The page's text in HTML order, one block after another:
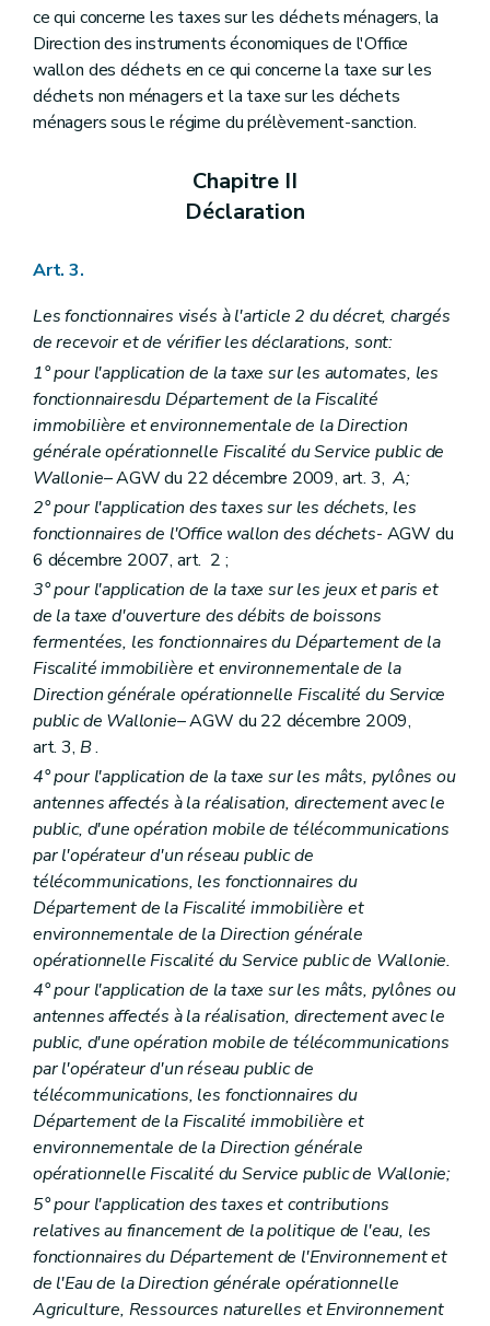
ce qui concerne les taxes sur les déchets ménagers, la
Direction des instruments économiques de l'Office
wallon des déchets en ce qui concerne la taxe sur les
déchets non ménagers et la taxe sur les déchets
ménagers sous le régime du prélèvement-sanction.
Chapitre II
Déclaration
Art. 3.
Les fonctionnaires visés à l'article 2 du décret, chargés
de recevoir et de vérifier les déclarations, sont:
1° pour l'application de la taxe sur les automates, les
fonctionnairesdu Département de la Fiscalité
immobilière et environnementale de la Direction
générale opérationnelle Fiscalité du Service public de
Wallonie– AGW du 22 décembre 2009, art. 3,A;
2° pour l'application des taxes sur les déchets, les
fonctionnaires de l'Office wallon des déchets- AGW du
6 décembre 2007, art. 2 ;
3° pour l'application de la taxe sur les jeux et paris et
de la taxe d'ouverture des débits de boissons
fermentées, les fonctionnaires du Département de la
Fiscalité immobilière et environnementale de la
Direction générale opérationnelle Fiscalité du Service
public de Wallonie– AGW du 22 décembre 2009,
art. 3, B.
4° pour l'application de la taxe sur les mâts, pylônes ou
antennes affectés à la réalisation, directement avec le
public, d'une opération mobile de télécommunications
par l'opérateur d'un réseau public de
télécommunications, les fonctionnaires du
Département de la Fiscalité immobilière et
environnementale de la Direction générale
opérationnelle Fiscalité du Service public de Wallonie.
4° pour l'application de la taxe sur les mâts, pylônes ou
antennes affectés à la réalisation, directement avec le
public, d'une opération mobile de télécommunications
par l'opérateur d'un réseau public de
télécommunications, les fonctionnaires du
Département de la Fiscalité immobilière et
environnementale de la Direction générale
opérationnelle Fiscalité du Service public de Wallonie;
5° pour l'application des taxes et contributions
relatives au financement de la politique de l'eau, les
fonctionnaires du Département de l'Environnement et
de l'Eau de la Direction générale opérationnelle
Agriculture, Ressources naturelles et Environnement